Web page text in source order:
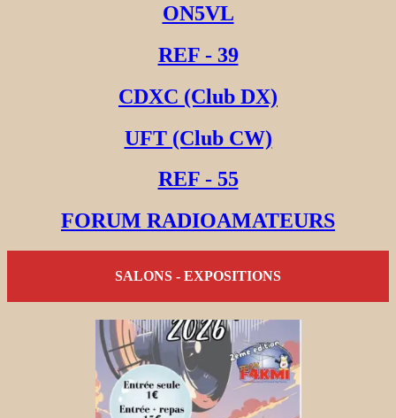
ON5VL
REF - 39
CDXC (Club DX)
UFT (Club CW)
REF - 55
FORUM RADIOAMATEURS
SALONS - EXPOSITIONS